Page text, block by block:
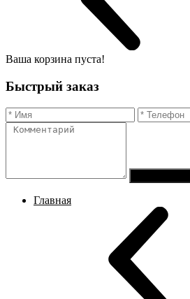
Ваша корзина пуста!
Быстрый заказ
Главная